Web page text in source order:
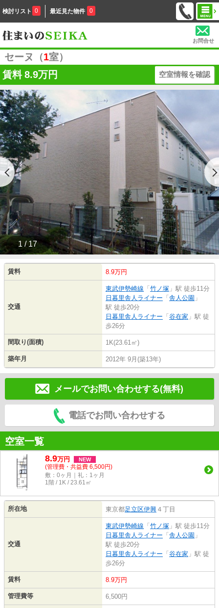
検討リスト 0 最近見た物件 0
お問合せ
セーヌ（1室）
賃料 8.9万円 空室情報を確認
1 / 17
賃料 8.9万円
交通
東武伊勢崎線 「 竹ノ塚 」駅 徒歩11分
日暮里舎人ライナー 「 舎人公園 」
駅 徒歩20分
日暮里舎人ライナー 「 谷在家 」駅 徒
歩26分
間取り(面積) 1K(23.61㎡)
築年月 2012年 9月(築13年)
メールでお問い合わせする(無料)
電話でお問い合わせする
空室一覧
8.9万円 NEW
(管理費・共益費 6,500円)
敷：0ヶ月｜礼：1ヶ月
1階 / 1K / 23.61㎡
所在地 東京都足立区伊興 ４丁目
交通
東武伊勢崎線 「 竹ノ塚 」駅 徒歩11分
日暮里舎人ライナー 「 舎人公園 」
駅 徒歩20分
日暮里舎人ライナー 「 谷在家 」駅 徒
歩26分
賃料 8.9万円
管理費等 6,500円